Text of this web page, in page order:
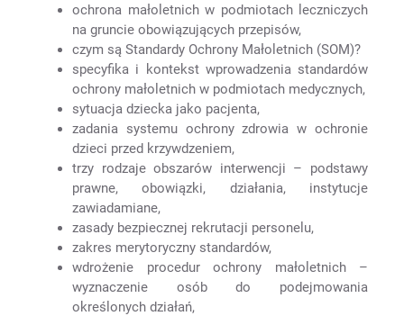
ochrona małoletnich w podmiotach leczniczych
na gruncie obowiązujących przepisów,
czym są Standardy Ochrony Małoletnich (SOM)?
specyfika i kontekst wprowadzenia standardów
ochrony małoletnich w podmiotach medycznych,
sytuacja dziecka jako pacjenta,
zadania systemu ochrony zdrowia w ochronie
dzieci przed krzywdzeniem,
trzy rodzaje obszarów interwencji – podstawy
prawne, obowiązki, działania, instytucje
zawiadamiane,
zasady bezpiecznej rekrutacji personelu,
zakres merytoryczny standardów,
wdrożenie procedur ochrony małoletnich –
wyznaczenie osób do podejmowania
określonych działań,
Sklep
Cyberbezpieczeństwo
Szkolenia
Warsztat Pentestera
Maszpytania?
Napisz do nas!